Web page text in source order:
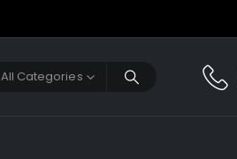
All Categories